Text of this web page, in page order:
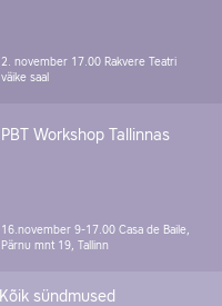
2. november 17.00 Rakvere Teatri
väike saal
PBT Workshop Tallinnas
16.november 9-17.00 Casa de Baile,
Pärnu mnt 19, Tallinn
Kõik sündmused